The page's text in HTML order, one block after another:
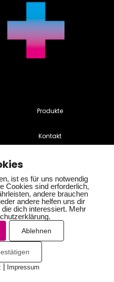
Produkte
Kontakt
AGB
Facebook
ist es für uns notwendig
Cookies sind erforderlich,
andere brauchen
andere helfen uns dir
dich interessiert. Mehr
Ablehnen
Impressum